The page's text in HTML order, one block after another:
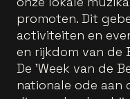
promoten. Dit
activiteiten en
en rijkdom van de
De 'Week van de
nationale ode aan